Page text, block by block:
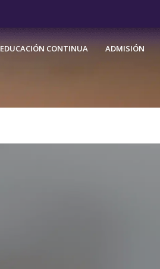
EDUCACIÓN CONTINUA ADMISIÓN